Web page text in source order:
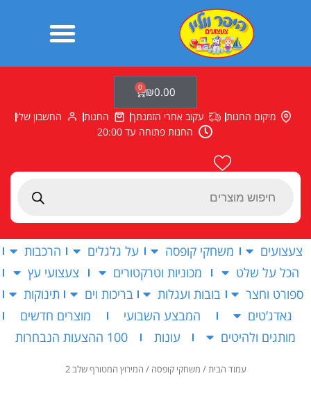
Products
₪0.00
0
עגלת
קניות
מיקום החנות עקוב אחרי הזמנתך החנות
החשבון שלי
החנות פתוחה עד 20:00
צעצועים משחקי קופסה על גלגלים
הרכבות
הכל על שלט
מכוניות וטרקטורים
צעצועי עץ
ספורט וחצר
בובות ועגלות בריכות וים
תינוקות
גאדג’טים
המבצע השבועי
מוצרים חדשים
מותגים ולהיטים
עונות 100 ההצעות הנבחרות
עמוד הבית/ משחקי קופסה / המירוץ המטורף שלב 2